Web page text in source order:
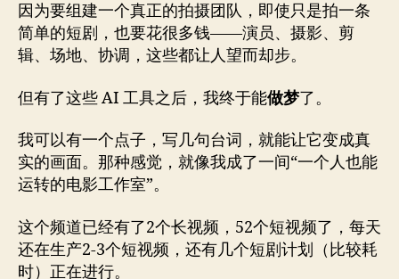
因为要组建一个真正的拍摄团队，即使只是拍一条
简单的短剧，也要花很多钱——演员、摄影、剪
辑、场地、协调，这些都让人望而却步。
但有了这些 AI 工具之后，我终于能做梦了。
我可以有一个点子，写几句台词，就能让它变成真
实的画面。那种感觉，就像我成了一间“一个人也能
运转的电影工作室”。
这个频道已经有了2个长视频，52个短视频了，每天
还在生产2-3个短视频，还有几个短剧计划（比较耗
时）正在进行。